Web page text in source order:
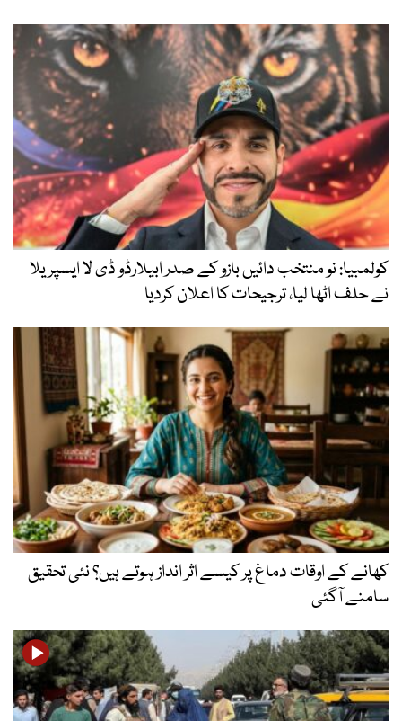
کولمبیا: نو منتخب دائیں بازو کے صدر ابیلارڈو ڈی لا ایسپریلا
نے حلف اٹھا لیا، ترجیحات کا اعلان کردیا
کھانے کے اوقات دماغ پر کیسے اثر انداز ہوتے ہیں؟ نئی تحقیق
سامنے آگئی